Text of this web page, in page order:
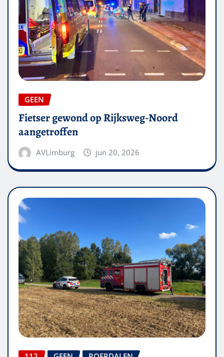
GEEN
Fietser gewond op Rijksweg-Noord
aangetroffen
AVLimburg jun 20, 2026